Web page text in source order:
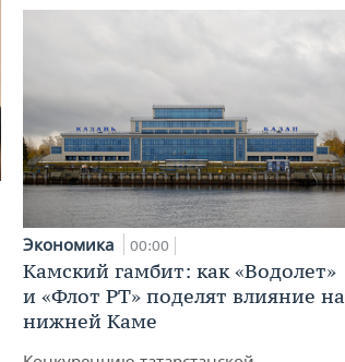
Экономика 00:00
Камский гамбит: как «Водолет»
и «Флот РТ» поделят влияние на
нижней Каме